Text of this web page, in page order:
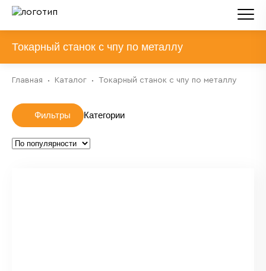
Главная Каталог Токарный станок с чпу по металлу
Токарный станок с чпу по металлу
Горизонтальные токарные станки
Токарно-фрезерные станки
Фильтры Категории